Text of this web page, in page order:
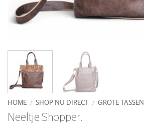
HOME / SHOP NU DIRECT / GROTE TASSEN
Neeltje Shopper.